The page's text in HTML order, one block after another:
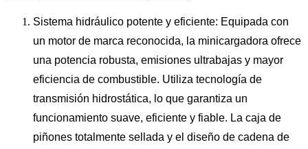
Sistema hidráulico potente y eficiente: Equipada con
un motor de marca reconocida, la minicargadora ofrece
una potencia robusta, emisiones ultrabajas y mayor
eficiencia de combustible. Utiliza tecnología de
transmisión hidrostática, lo que garantiza un
funcionamiento suave, eficiente y fiable. La caja de
piñones totalmente sellada y el diseño de cadena de